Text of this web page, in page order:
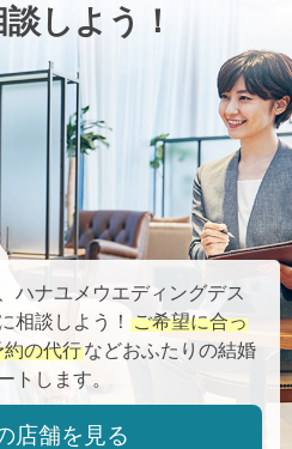
しよう！
ハナユメウエディングデス
相談しよう！ ご希望に合っ
約の代行などおふたりの結婚
トします。
店舗を見る